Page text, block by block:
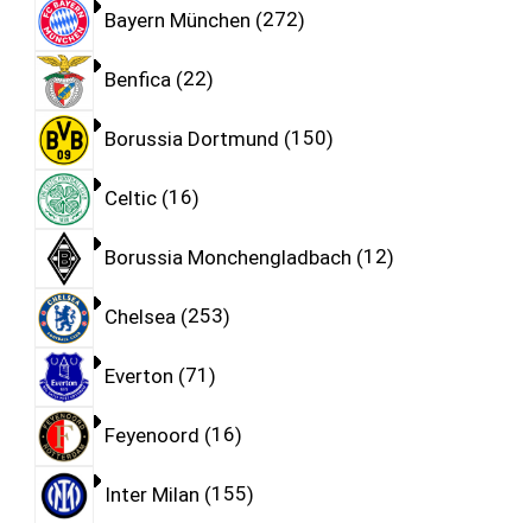
Bayern München 272
Benfica 22
Borussia Dortmund 150
Celtic 16
Borussia Monchengladbach 12
Chelsea 253
Everton 71
Feyenoord 16
Inter Milan 155